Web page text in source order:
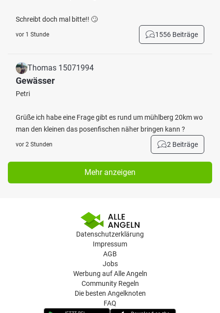
Schreibt doch mal bitte!! 🙄
vor 1 Stunde 1556 Beiträge
Thomas 15071994
Gewässer
Petri
Grüße ich habe eine Frage gibt es rund um mühlberg 20km wo
man den kleinen das posenfischen näher bringen kann ?
vor 2 Stunden 2 Beiträge
Mehr anzeigen
Datenschutzerklärung
Impressum
AGB
Jobs
Werbung auf Alle Angeln
Community Regeln
Die besten Angelknoten
FAQ